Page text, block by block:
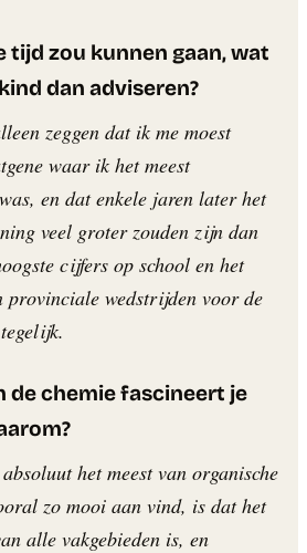
tijd zou kunnen gaan, wat
dan adviseren?
zeggen dat ik me moest
waar ik het meest
en dat enkele jaren later het
veel groter zouden zijn dan
cijfers op school en het
provinciale wedstrijden voor de
de chemie fascineert je
het meest van organische
zo mooi aan vind, is dat het
alle vakgebieden is, en